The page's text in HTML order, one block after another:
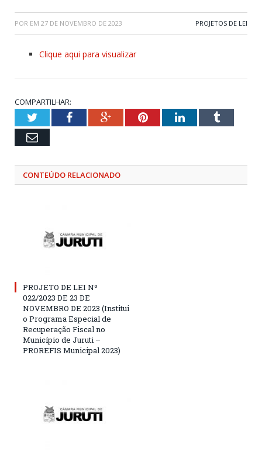
POR EM 27 DE NOVEMBRO DE 2023 PROJETOS DE LEI
Clique aqui para visualizar
COMPARTILHAR:
TwitterFacebookGoogle+PinterestLinkedInTumblr
Email
CONTEÚDO RELACIONADO
PROJETO DE LEI Nº
022/2023 DE 23 DE
NOVEMBRO DE 2023 (Institui
o Programa Especial de
Recuperação Fiscal no
Município de Juruti –
PROREFIS Municipal 2023)